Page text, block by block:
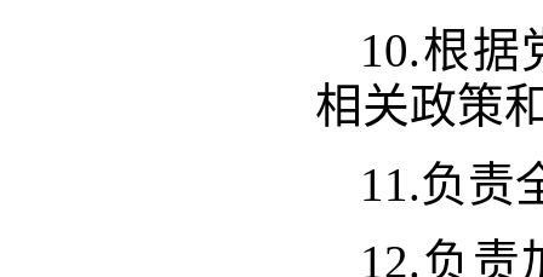
10.根据
相关政策
11.负责
12.负责